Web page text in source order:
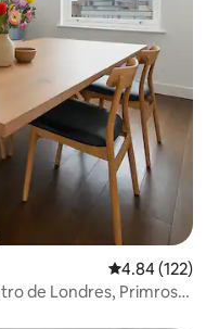
Calificación
4.84 (122)
de Londres, Primrose